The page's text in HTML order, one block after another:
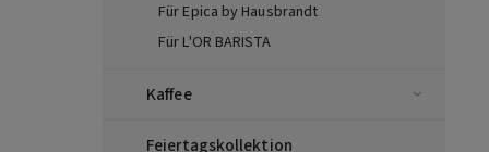
Für Epica by Hausbrandt
Für L'OR BARISTA
Kaffee
Feiertagskollektion